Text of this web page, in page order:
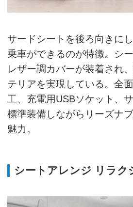
サードシートを後ろ向きに
乗車ができるのが特徴。シ
レザー調カバーが装着され
テリアを実現している。全
工、充電用USBソケット、
標準装備しながらリーズナ
魅力。
シートアレンジ リラク